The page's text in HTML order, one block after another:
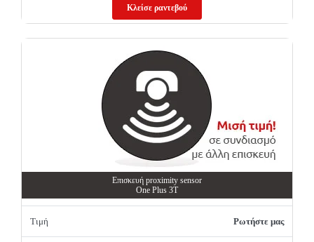
Κλείσε ραντεβού
Επισκευή proximity sensor
One Plus 3T
Τιμή Ρωτήστε μας